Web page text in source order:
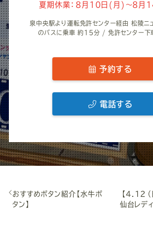
夏期休業：8月10日(月)～8月
泉中央駅より運転免許センター経由 松陵ニ
のバスに乗車 約15分 / 免許センター下
予約する
電話する
おすすめボタン紹介【水牛ボ
タン】
【4.12（
仙台レデ